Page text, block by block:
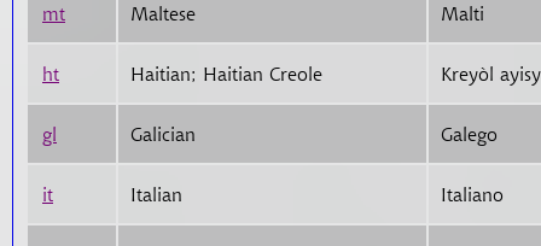
mt Maltese Malti
ht Haitian; Haitian Creole Kreyòl
gl Galician Galego
it Italian Italiano